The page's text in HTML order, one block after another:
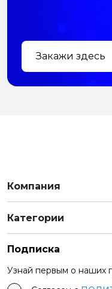
Закажи здесь
Компания
Категории
Подписка
Узнай первым о наших